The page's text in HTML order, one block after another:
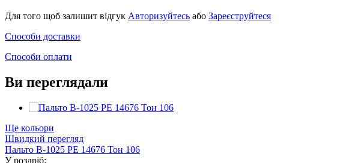
Для того щоб залишит відгук Авторизуйтесь або Зареєструйтеся
Способи доставки
Способи оплати
Ви переглядали
Ще кольори
Швидкий перегляд
Пальто В-1025 PE 14676 Тон 106
У роздріб: